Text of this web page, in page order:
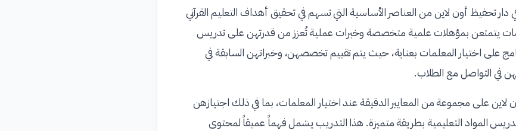
دار تحفيظ أون لاين من العناصر الأساسية التي تسهم في تحقيق أهداف التعليم القرآني
يتمتعن بمؤهلات علمية متخصصة وخبرات عملية تُعزز من قدرتهن على تدريس
على اختيار المعلمات بعناية، حيث يتم تقييم تخصصهن، وخبراتهن السابقة في
في التواصل مع الطلاب.
لاين على مجموعة من المعايير الدقيقة عند اختيار المعلمات، بما في ذلك اجتيازهن
المواد التعليمية بطريقة متميزة. هذا التدريب يشمل فهماً عميقاً لمحتوى